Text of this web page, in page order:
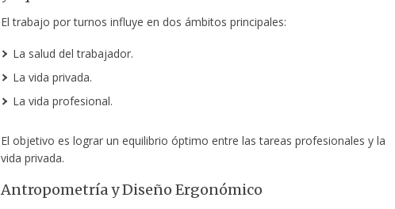
El trabajo por turnos influye en dos ámbitos principales:
La salud del trabajador.
La vida privada.
La vida profesional.
El objetivo es lograr un equilibrio óptimo entre las tareas profesionales y la
vida privada.
Antropometría y Diseño Ergonómico